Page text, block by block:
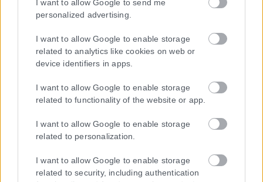
I want to allow Google to send me
personalized advertising.
I want to allow Google to enable storage
related to analytics like cookies on web or
device identifiers in apps.
I want to allow Google to enable storage
related to functionality of the website or app.
I want to allow Google to enable storage
related to personalization.
I want to allow Google to enable storage
related to security, including authentication